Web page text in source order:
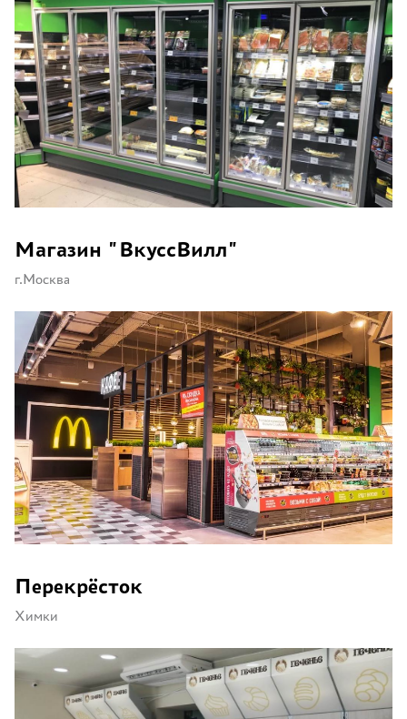
Магазин "ВкуссВилл"
г.Москва
Перекрёсток
Химки